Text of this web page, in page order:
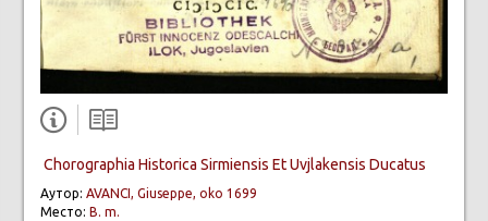
Chorographia Historica Sirmiensis Et Uvjlakensis Ducatus
Аутор: AVANCI, Giuseppe, oko 1699
Место: B. m.